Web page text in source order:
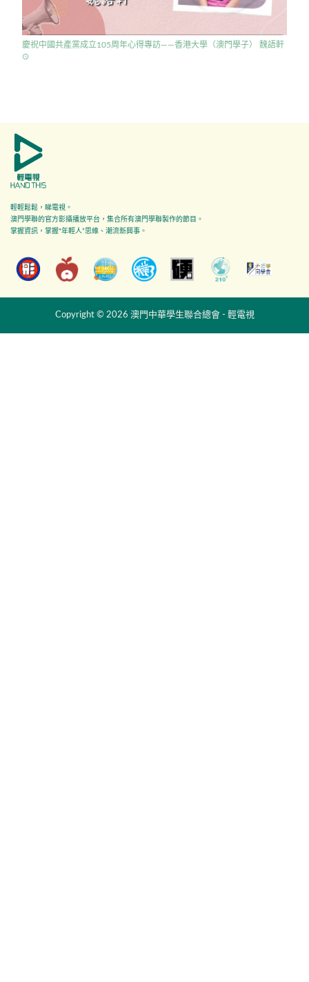
慶祝中國共產黨成立105周年心得專訪——香港大學（澳門學子） 魏語軒
access_time
輕輕鬆鬆，睇電視。
澳門學聯的官方影攝播放平台，集合所有澳門學聯製作的節目。
掌握資訊，掌握"年輕人”思維、潮流新興事。
Copyright © 2026 澳門中華學生聯合總會 - 輕電視